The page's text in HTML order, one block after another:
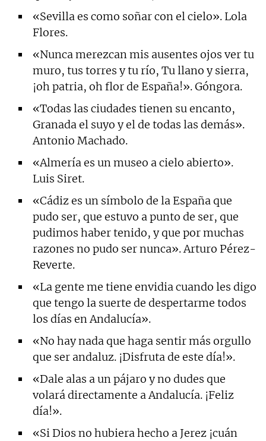
«Sevilla es como soñar con el cielo». Lola
Flores.
«Nunca merezcan mis ausentes ojos ver tu
muro, tus torres y tu río, Tu llano y sierra,
¡oh patria, oh flor de España!». Góngora.
«Todas las ciudades tienen su encanto,
Granada el suyo y el de todas las demás».
Antonio Machado.
«Almería es un museo a cielo abierto».
Luis Siret.
«Cádiz es un símbolo de la España que
pudo ser, que estuvo a punto de ser, que
pudimos haber tenido, y que por muchas
razones no pudo ser nunca». Arturo Pérez-
Reverte.
«La gente me tiene envidia cuando les digo
que tengo la suerte de despertarme todos
los días en Andalucía».
«No hay nada que haga sentir más orgullo
que ser andaluz. ¡Disfruta de este día!».
«Dale alas a un pájaro y no dudes que
volará directamente a Andalucía. ¡Feliz
día!».
«Si Dios no hubiera hecho a Jerez ¡cuán